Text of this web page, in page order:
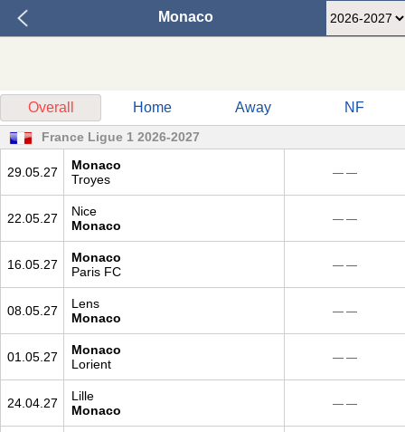
Monaco
Overall Home Away NF
France Ligue 1 2026-2027
29.05.27
Monaco
Troyes
— —
22.05.27
Nice
Monaco
— —
16.05.27
Monaco
Paris FC
— —
08.05.27
Lens
Monaco
— —
01.05.27
Monaco
Lorient
— —
24.04.27
Lille
Monaco
— —